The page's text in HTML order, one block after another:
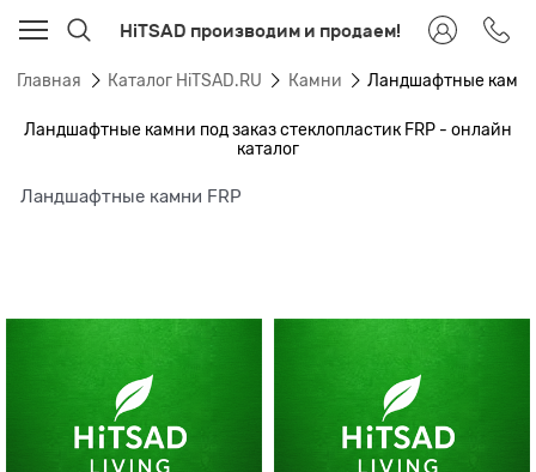
HiTSAD производим и продаем!
Главная Каталог HiTSAD.RU Камни Ландшафтные камни
Ландшафтные камни под заказ стеклопластик FRP - онлайн
каталог
Ландшафтные камни FRP